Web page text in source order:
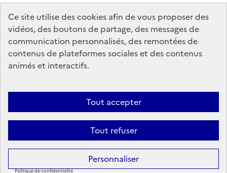
Ce site utilise des cookies afin de vous proposer des
vidéos, des boutons de partage, des messages de
communication personnalisés, des remontées de
contenus de plateformes sociales et des contenus
animés et interactifs.
Tout accepter
Tout refuser
Personnaliser
Politique de confidentialité
legifrance.gouv.fr
info.gouv.fr
service-public.gouv.fr
data.gouv.fr
Accessibilité : partiellement conforme
Politique générale de
Mentions légales
témoins de connexion (cookies)
Crédits
Sauf mention contraire, tous les contenus de ce site sont sous